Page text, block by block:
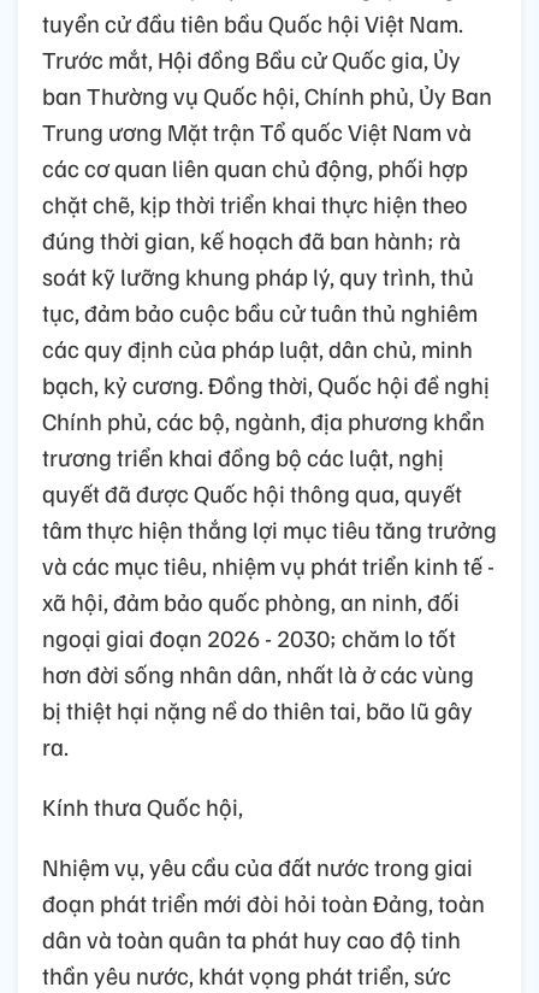
tuyển cử đầu tiên bầu Quốc hội Việt Nam.
Trước mắt, Hội đồng Bầu cử Quốc gia, Ủy
ban Thường vụ Quốc hội, Chính phủ, Ủy Ban
Trung ương Mặt trận Tổ quốc Việt Nam và
các cơ quan liên quan chủ động, phối hợp
chặt chẽ, kịp thời triển khai thực hiện theo
đúng thời gian, kế hoạch đã ban hành; rà
soát kỹ lưỡng khung pháp lý, quy trình, thủ
tục, đảm bảo cuộc bầu cử tuân thủ nghiêm
các quy định của pháp luật, dân chủ, minh
bạch, kỷ cương. Đồng thời, Quốc hội đề nghị
Chính phủ, các bộ, ngành, địa phương khẩn
trương triển khai đồng bộ các luật, nghị
quyết đã được Quốc hội thông qua, quyết
tâm thực hiện thắng lợi mục tiêu tăng trưởng
và các mục tiêu, nhiệm vụ phát triển kinh tế -
xã hội, đảm bảo quốc phòng, an ninh, đối
ngoại giai đoạn 2026 - 2030; chăm lo tốt
hơn đời sống nhân dân, nhất là ở các vùng
bị thiệt hại nặng nề do thiên tai, bão lũ gây
ra.
Kính thưa Quốc hội,
Nhiệm vụ, yêu cầu của đất nước trong giai
đoạn phát triển mới đòi hỏi toàn Đảng, toàn
dân và toàn quân ta phát huy cao độ tinh
thần yêu nước, khát vọng phát triển, sức